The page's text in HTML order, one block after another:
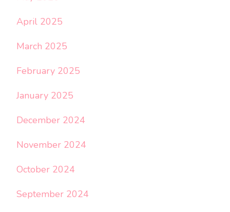
April 2025
March 2025
February 2025
January 2025
December 2024
November 2024
October 2024
September 2024